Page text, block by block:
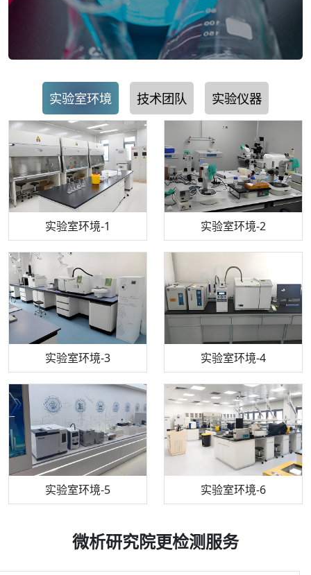
实验室环境 技术团队 实验仪器
实验室环境-1 实验室环境-2
实验室环境-3 实验室环境-4
实验室环境-5 实验室环境-6
机构质检技术员-1 机构质检技术员-2
机构质检技术员-3 机构质检技术员-4
机构质检技术员-5 机构质检技术员-6
步入式恒温恒湿试验箱 电感耦合等离子体光谱仪
高效液相色谱仪 流式细胞仪
气相色谱仪 万能力学试验仪
微析研究院更检测服务